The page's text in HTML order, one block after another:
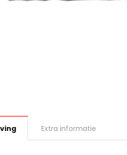
Extra informatie